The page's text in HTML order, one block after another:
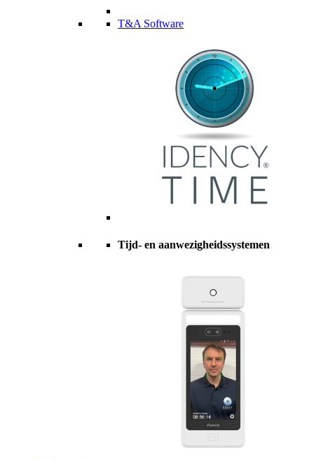
T&A Software
Tijd- en aanwezigheidssystemen